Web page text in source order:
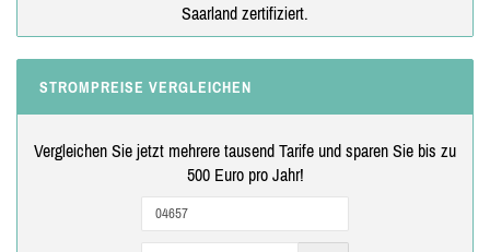
Saarland zertifiziert.
STROMPREISE VERGLEICHEN
Vergleichen Sie jetzt mehrere tausend Tarife und sparen Sie bis zu
500 Euro pro Jahr!